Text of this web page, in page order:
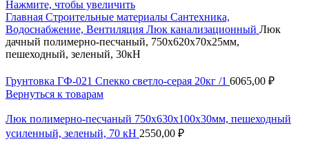
Нажмите, чтобы увеличить
Главная Строительные материалы Сантехника,
Водоснабжение, Вентиляция Люк канализационный Люк
дачный полимерно-песчаный, 750х620х70х25мм,
пешеходный, зеленый, 30кН
Грунтовка ГФ-021 Спекко светло-серая 20кг /1 6065,00 ₽
Вернуться к товарам
Люк полимерно-песчаный 750х630х100х30мм, пешеходный
усиленный, зеленый, 70 кН 2550,00 ₽